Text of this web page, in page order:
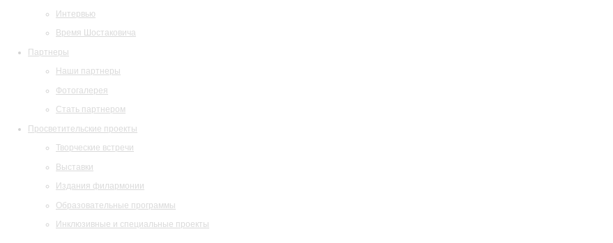
Интервью
Время Шостаковича
Партнеры
Наши партнеры
Фотогалерея
Стать партнером
Просветительские проекты
Творческие встречи
Выставки
Издания филармонии
Образовательные программы
Инклюзивные и специальные проекты